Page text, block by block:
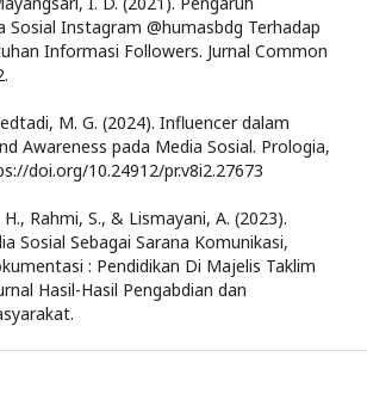
Sosial Instagram @humasbdg Terhadap
Informasi Followers. Jurnal Common
M. G. (2024). Influencer dalam
Awareness pada Media Sosial. Prologia,
doi.org/10.24912/pr.v8i2.27673
Rahmi, S., & Lismayani, A. (2023).
Sosial Sebagai Sarana Komunikasi,
: Pendidikan Di Majelis Taklim
Hasil-Hasil Pengabdian dan